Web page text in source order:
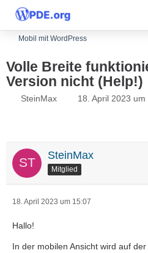
Mobil mit WordPress
Volle Breite
Version nicht (Help!)
SteinMax 18. April 2023 um
SteinMax
Mitglied
18. April 2023 um 15:07
Hallo!
In der mobilen Ansicht wird auf